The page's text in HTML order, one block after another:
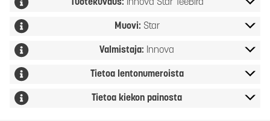
Tuotekuvaus: Innova Star TeeBird
Muovi: Star
Valmistaja: Innova
Tietoa lentonumeroista
Tietoa kiekon painosta